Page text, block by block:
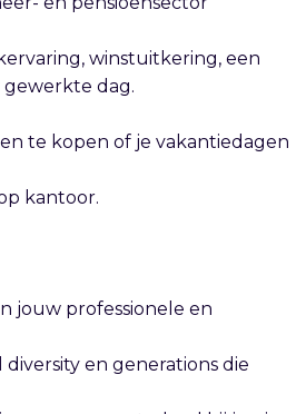
winstuitkering, een
dag.
te kopen of je vakantiedagen
kantoor.
jouw professionele en
en generations die